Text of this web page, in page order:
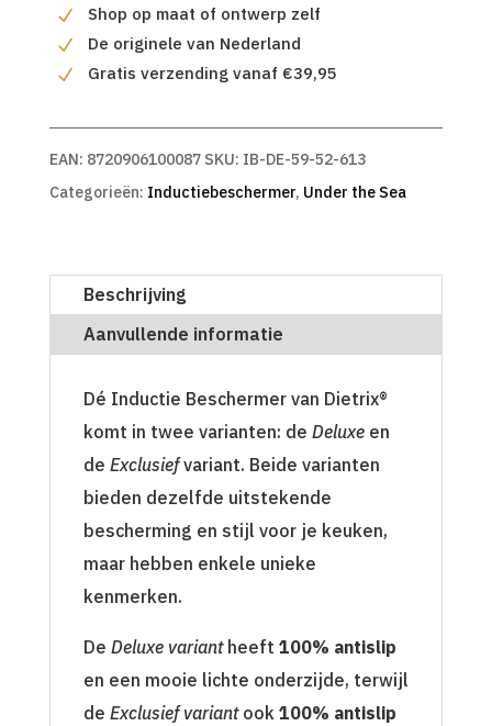
Shop op maat of ontwerp zelf
De originele van Nederland
Gratis verzending vanaf €39,95
EAN: 8720906100087 SKU: IB-DE-59-52-613
Categorieën: Inductiebeschermer, Under the Sea
Beschrijving
Aanvullende informatie
Dé Inductie Beschermer van Dietrix®
komt in twee varianten: de Deluxeen
de Exclusiefvariant. Beide varianten
bieden dezelfde uitstekende
bescherming en stijl voor je keuken,
maar hebben enkele unieke
kenmerken.
De Deluxe variantheeft 100% antislip
en een mooie lichte onderzijde, terwijl
de Exclusief variantook 100% antislip